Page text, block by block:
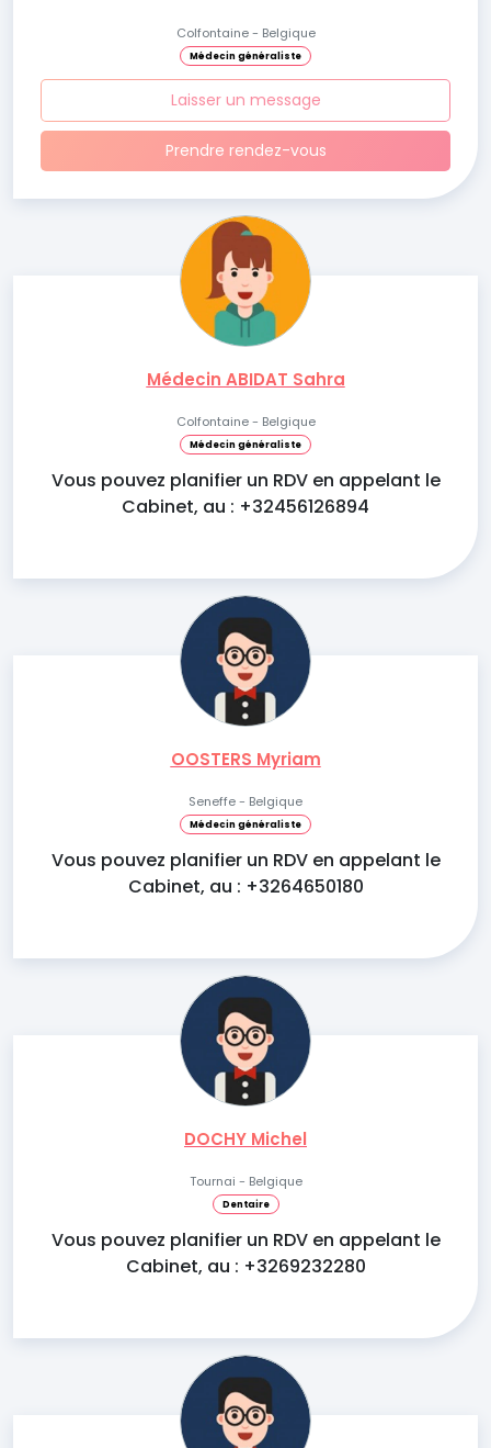
Colfontaine - Belgique
Médecin généraliste
Laisser un message
Prendre rendez-vous
Médecin ABIDAT Sahra
Colfontaine - Belgique
Médecin généraliste
Vous pouvez planifier un RDV en appelant le
Cabinet, au : +32456126894
OOSTERS Myriam
Seneffe - Belgique
Médecin généraliste
Vous pouvez planifier un RDV en appelant le
Cabinet, au : +3264650180
DOCHY Michel
Tournai - Belgique
Dentaire
Vous pouvez planifier un RDV en appelant le
Cabinet, au : +3269232280